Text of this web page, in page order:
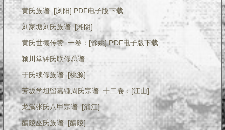
黄氏族谱: [浏阳] PDF电子版下载
刘家塘刘氏族谱: [湘阴]
黄氏世德传赞: 一卷：[馀姚] PDF电子版下载
颍川堂钟氏联修总谱
于氏续修族谱: [桃源]
芳坂学坦留嘉锺周氏宗谱: 十二卷：[江山]
龙溪张氏八甲宗谱: [浦江]
醴陵巫氏族谱: [醴陵]